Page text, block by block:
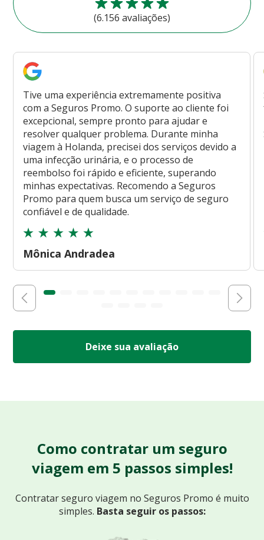
(6.156 avaliações)
Tive uma experiência extremamente positiva
com a Seguros Promo. O suporte ao cliente foi
excepcional, sempre pronto para ajudar e
resolver qualquer problema. Durante minha
viagem à Holanda, precisei dos serviços devido a
uma infecção urinária, e o processo de
reembolso foi rápido e eficiente, superando
minhas expectativas. Recomendo a Seguros
Promo para quem busca um serviço de seguro
confiável e de qualidade.
Mônica Andradea
Deixe sua avaliação
Como contratar um seguro
viagem em 5 passos simples!
Contratar seguro viagem no Seguros Promo é muito
simples. Basta seguir os passos: